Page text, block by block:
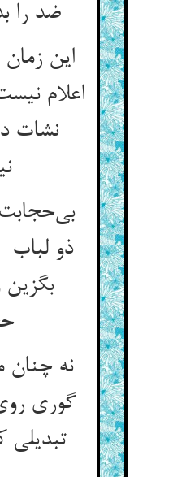
ضد را بدانی اندکی
این
اعلام
نشات
نیست
ذو
بگزین
حجاب
نه چنان
گوری
تبدیلی